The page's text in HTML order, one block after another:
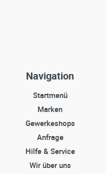
Navigation
Startmenü
Marken
Gewerkeshops
Anfrage
Hilfe & Service
Wir über uns